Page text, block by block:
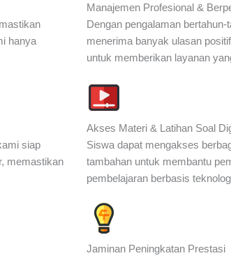
hanya
siap
memastikan
Manajemen Profesional &
Dengan pengalaman
menerima banyak ulasan
untuk memberikan layanan
Akses Materi & Latihan Soal
Siswa dapat mengakses
tambahan untuk membantu
pembelajaran berbasis
Jaminan Peningkatan Prestasi